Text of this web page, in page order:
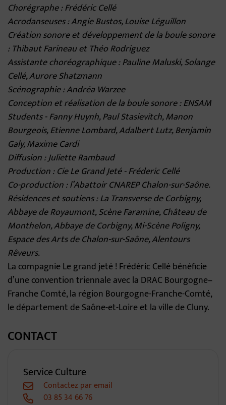
Chorégraphe : Frédéric Cellé
Acrodanseuses : Angie Bustos, Louise Léguillon
Création sonore et développement de la boule sonore
: Thibaut Farineau et Théo Rodriguez
Assistante choréographique : Pauline Maluski, Solange
Cellé, Aurore Shatzmann
Scénographie : Andréa Warzee
Conception et réalisation de la boule sonore : ENSAM
Students - Fanny Huynh, Paul Stasievitch, Manon
Bourgeois, Etienne Lombard, Adalbert Lutz, Benjamin
Galy, Maxime Cardi
Diffusion : Juliette Rambaud
Production : Cie Le Grand Jeté - Fréderic Cellé
Co-production : l’Abattoir CNAREP Chalon-sur-Saône.
Résidences et soutiens : La Transverse de Corbigny,
Abbaye de Royaumont, Scène Faramine, Château de
Monthelon, Abbaye de Corbigny, Mi-Scène Poligny,
Espace des Arts de Chalon-sur-Saône, Alentours
Rêveurs.
La compagnie Le grand jeté ! Frédéric Cellé bénéficie
d’une convention triennale avec la DRAC Bourgogne–
Franche Comté, la région Bourgogne-Franche-Comté,
le département de Saône-et-Loire et la ville de Cluny.
CONTACT
Service Culture
Contactez par email
03 85 34 66 76